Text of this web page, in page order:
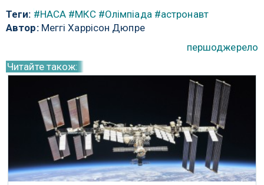
Теги: #НАСА #МКС #Олімпіада #астронавт
Автор:Меггі Харрісон Дюпре
першоджерело
Читайте також: